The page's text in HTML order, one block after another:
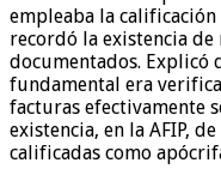
empleaba la
recordó la existencia
documentados. Explicó
fundamental era
facturas efectivamente
existencia, en la AFIP,
calificadas como